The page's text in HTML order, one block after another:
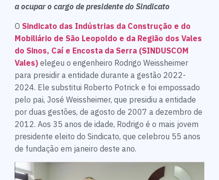
a ocupar o cargo de presidente do Sindicato
O Sindicato das Indústrias da Construção e do
Mobiliário de São Leopoldo e da Região dos Vales
do Sinos, Caí e Encosta da Serra (SINDUSCOM
Vales) elegeu o engenheiro Rodrigo Weissheimer
para presidir a entidade durante a gestão 2022-
2024. Ele substitui Roberto Potrick e foi empossado
pelo pai, José Weissheimer, que presidiu a entidade
por duas gestões, de agosto de 2007 a dezembro de
2012. Aos 35 anos de idade, Rodrigo é o mais jovem
presidente eleito do Sindicato, que celebrou 55 anos
de fundação em janeiro deste ano.